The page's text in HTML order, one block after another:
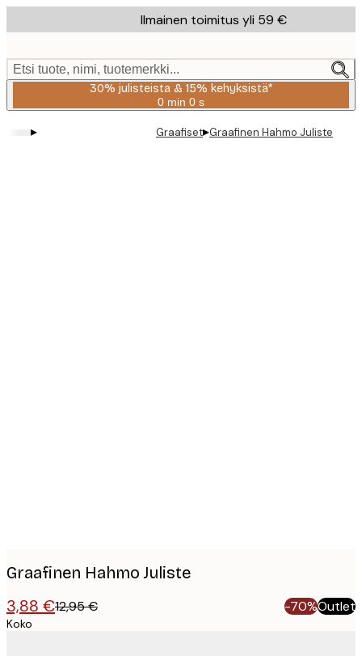
to
content.
Ilmainen toimitus yli 59 €
Etsi tuote, nimi, tuotemerkki...
30% julisteista & 15% kehyksistä*
0 min 0 s
Voimassa
2026-
▸ Graafiset▸Graafinen Hahmo Juliste
Graafinen Hahmo Juliste
3,88 €12,95 € -70%Outlet
Koko